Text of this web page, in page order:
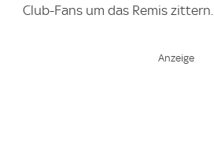
Club-Fans um das Remis zittern.